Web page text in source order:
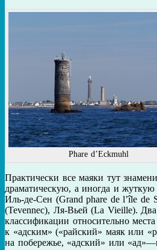
Phare d’Eckmuhl
Практически все маяки тут
драматическую, а иногда и
Иль-де-Сен (Grand phare de l’île de
(Tevennec), Ля-Вьей (La Vieille).
классификации относительно
к «адским» («райский» маяк или
на побережье, «адский» или